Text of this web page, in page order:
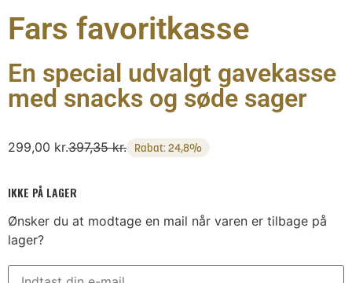
Fars favoritkasse
En special udvalgt gavekasse
med snacks og søde sager
299,00 kr.397,35kr. Rabat: 24,8%
IKKE PÅ LAGER
Ønsker du at modtage en mail når varen er tilbage på
lager?